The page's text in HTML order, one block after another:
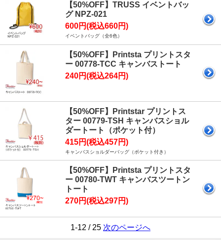
【50%OFF】TRUSS イベントバッ
グ NPZ-021
600円(税込660円)
イベントバッグ（全6色）
【50%OFF】Printsta プリントスタ
ー 00778-TCC キャンバストート
240円(税込264円)
【50%OFF】Printstar プリントス
ター 00779-TSH キャンバスショル
ダートート（ポケット付）
415円(税込457円)
キャンバスショルダーバッグ（ポケット付き）
【50%OFF】Printsta プリントスタ
ー 00780-TWT キャンバスツートン
トート
270円(税込297円)
1-12 / 25 次のページへ